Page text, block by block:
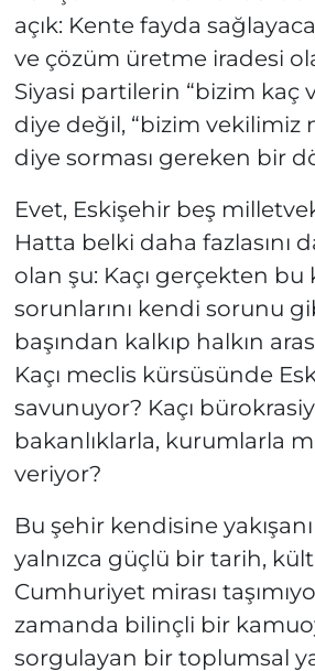
açık: Kente fayda
ve çözüm üretme iradesi
Siyasi partilerin “bizim kaç
diye değil, “bizim vekilimiz
diye sorması gereken bir
Evet, Eskişehir beş
Hatta belki daha fazlasını
olan şu: Kaçı gerçekten bu
sorunlarını kendi sorunu
başından kalkıp halkın
Kaçı meclis kürsüsünde
savunuyor? Kaçı
bakanlıklarla, kurumlarla
veriyor?
Bu şehir kendisine
yalnızca güçlü bir tarih,
Cumhuriyet mirası
zamanda bilinçli bir
sorgulayan bir toplumsal